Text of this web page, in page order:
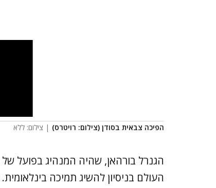
הפיכה צבאית בסודן (צילום: רויטרס) | צילום: ללא